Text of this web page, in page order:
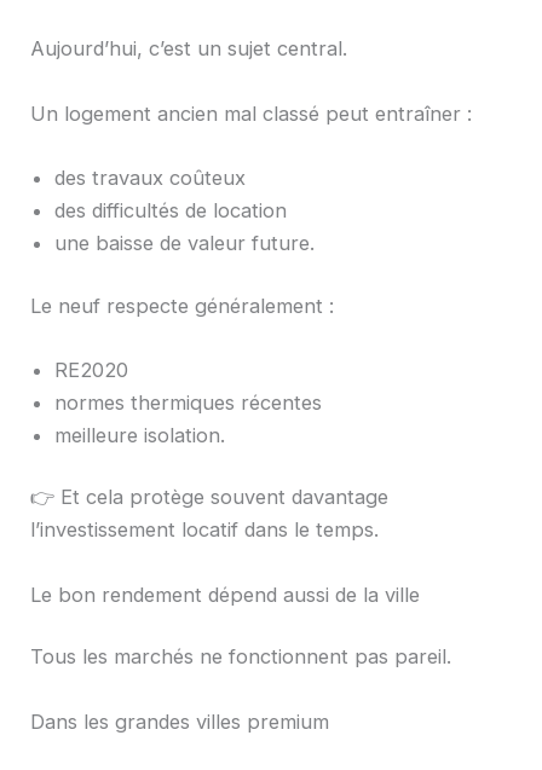
Aujourd’hui, c’est un sujet central.
Un logement ancien mal classé peut entraîner :
des travaux coûteux
des difficultés de location
une baisse de valeur future.
Le neuf respecte généralement :
RE2020
normes thermiques récentes
meilleure isolation.
👉 Et cela protège souvent davantage
l’investissement locatif dans le temps.
Le bon rendement dépend aussi de la ville
Tous les marchés ne fonctionnent pas pareil.
Dans les grandes villes premium